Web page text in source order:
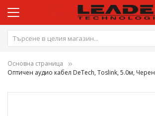
Основна страница
Оптичен аудио кабел DeTech, Toslink, 5.0м, Черен